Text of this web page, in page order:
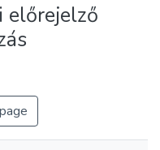
előrejelző